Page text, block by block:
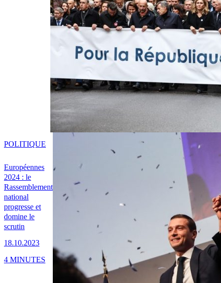
Européennes
2024 : le
Rassemblement
national
progresse et
domine le
scrutin
18.10.2023
POLITIQUE
4 MINUTES